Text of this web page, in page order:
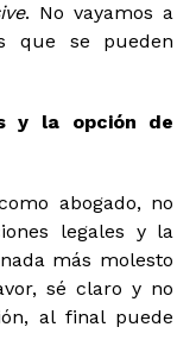
. No vayamos a
que se pueden
y la opción de
abogado, no
legales y la
más molesto
sé claro y no
al final puede